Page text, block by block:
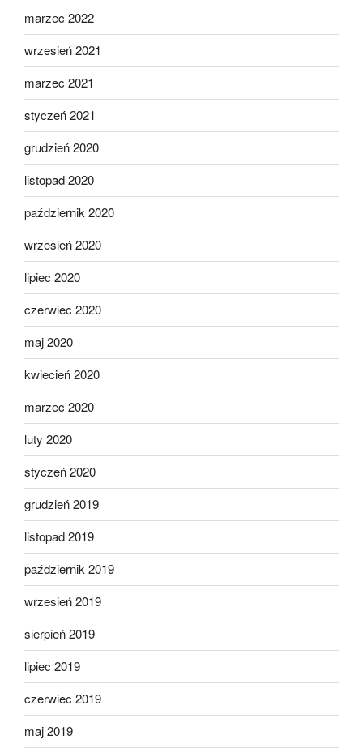
marzec 2022
wrzesień 2021
marzec 2021
styczeń 2021
grudzień 2020
listopad 2020
październik 2020
wrzesień 2020
lipiec 2020
czerwiec 2020
maj 2020
kwiecień 2020
marzec 2020
luty 2020
styczeń 2020
grudzień 2019
listopad 2019
październik 2019
wrzesień 2019
sierpień 2019
lipiec 2019
czerwiec 2019
maj 2019